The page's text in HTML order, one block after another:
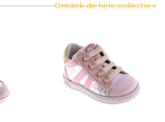
Ontdek de hele collectie »